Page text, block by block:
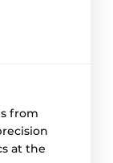
from
at the